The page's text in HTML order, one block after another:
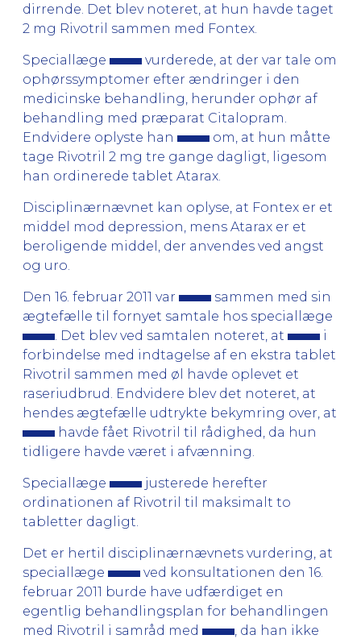
dirrende. Det blev noteret, at hun havde taget
2 mg Rivotril sammen med Fontex.
Speciallæge
vurderede, at der var tale om
ophørssymptomer efter ændringer i den
medicinske behandling, herunder ophør af
behandling med præparat Citalopram.
Endvidere oplyste han
om, at hun måtte
tage Rivotril 2 mg tre gange dagligt, ligesom
han ordinerede tablet Atarax.
Disciplinærnævnet kan oplyse, at Fontex er et
middel mod depression, mens Atarax er et
beroligende middel, der anvendes ved angst
og uro.
Den 16. februar 2011 var
sammen med sin
ægtefælle til fornyet samtale hos speciallæge
. Det blev ved samtalen noteret, at
i
forbindelse med indtagelse af en ekstra tablet
Rivotril sammen med øl havde oplevet et
raseriudbrud. Endvidere blev det noteret, at
hendes ægtefælle udtrykte bekymring over, at
havde fået Rivotril til rådighed, da hun
tidligere havde været i afvænning.
Speciallæge
justerede herefter
ordinationen af Rivotril til maksimalt to
tabletter dagligt.
Det er hertil disciplinærnævnets vurdering, at
speciallæge
ved konsultationen den 16.
februar 2011 burde have udfærdiget en
egentlig behandlingsplan for behandlingen
med Rivotril i samråd med
, da han ikke